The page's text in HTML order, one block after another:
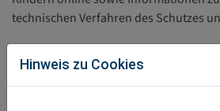
technischen Verfahren des Schutzes
Hinweis zu Cookies